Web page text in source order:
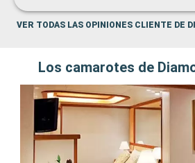
VER TODAS LAS OPINIONES CLIENTE DE
Los camarotes de